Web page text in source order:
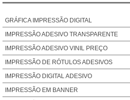
GRÁFICA IMPRESSÃO DIGITAL
IMPRESSÃO ADESIVO TRANSPARENTE
IMPRESSÃO ADESIVO VINIL PREÇO
IMPRESSÃO DE RÓTULOS ADESIVOS
IMPRESSÃO DIGITAL ADESIVO
IMPRESSÃO EM BANNER